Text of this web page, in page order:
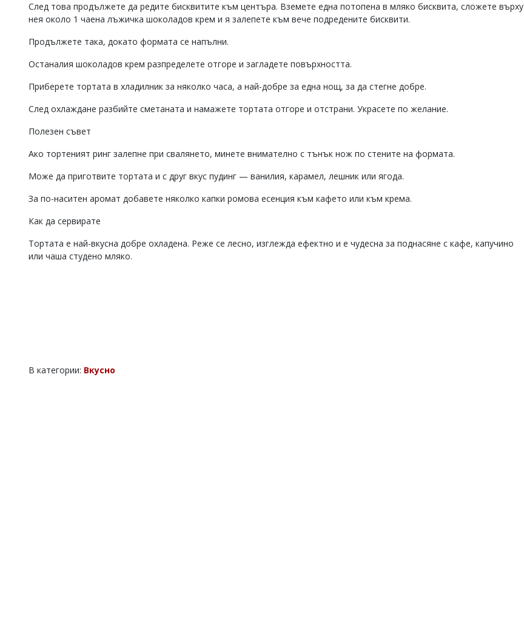
След това продължете да редите бисквитите към центъра. Вземете една потопена в мляко бисквита, сложете върху
нея около 1 чаена лъжичка шоколадов крем и я залепете към вече подредените бисквити.
Продължете така, докато формата се напълни.
Останалия шоколадов крем разпределете отгоре и загладете повърхността.
Приберете тортата в хладилник за няколко часа, а най-добре за една нощ, за да стегне добре.
След охлаждане разбийте сметаната и намажете тортата отгоре и отстрани. Украсете по желание.
Полезен съвет
Ако тортеният ринг залепне при свалянето, минете внимателно с тънък нож по стените на формата.
Може да приготвите тортата и с друг вкус пудинг — ванилия, карамел, лешник или ягода.
За по-наситен аромат добавете няколко капки ромова есенция към кафето или към крема.
Как да сервирате
Тортата е най-вкусна добре охладена. Реже се лесно, изглежда ефектно и е чудесна за поднасяне с кафе, капучино
или чаша студено мляко.
В категории: Вкусно